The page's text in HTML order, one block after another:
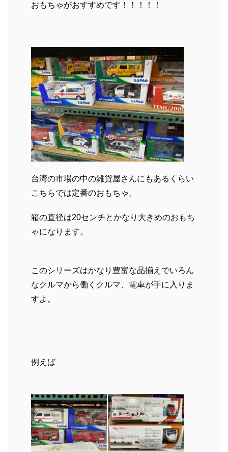
おもちゃがおすすめです！！！！！
台湾の市場の中の雑貨屋さんにもあるくらい
こちらでは定番のおもちゃ。
箱の直径は20センチとかなり大きめのおもち
ゃになります。
このシリーズはかなり豊富な品揃えでいろん
なクルマから働くクルマ、電車が手に入りま
すよ。
例えば